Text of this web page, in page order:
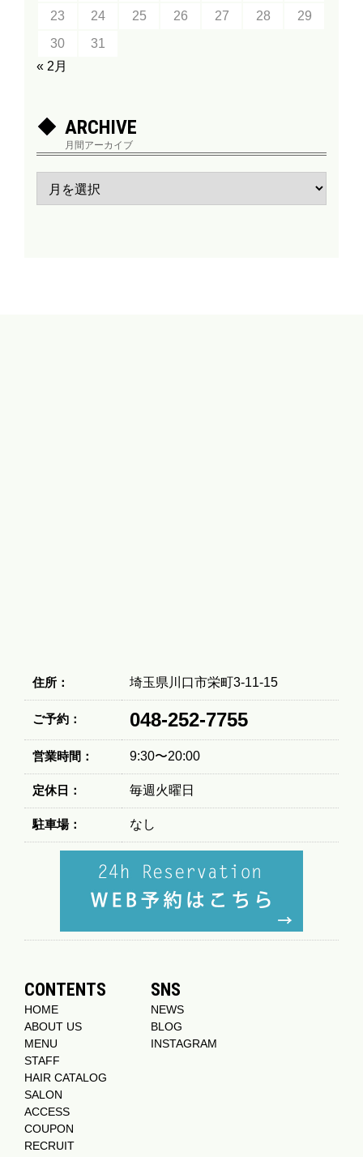
23
24 25 26 27 28
29
30
31
« 2月
ARCHIVE
月間アーカイブ
住所： 埼玉県川口市栄町3-11-15
ご予約： 048-252-7755
営業時間： 9:30〜20:00
定休日： 毎週火曜日
駐車場： なし
CONTENTS
HOME
ABOUT US
MENU
STAFF
HAIR CATALOG
SALON
ACCESS
COUPON
RECRUIT
SNS
NEWS
BLOG
INSTAGRAM